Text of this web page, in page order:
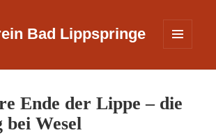
Bad Lippspringe
WIDGETS
Ende der Lippe – die
Wesel